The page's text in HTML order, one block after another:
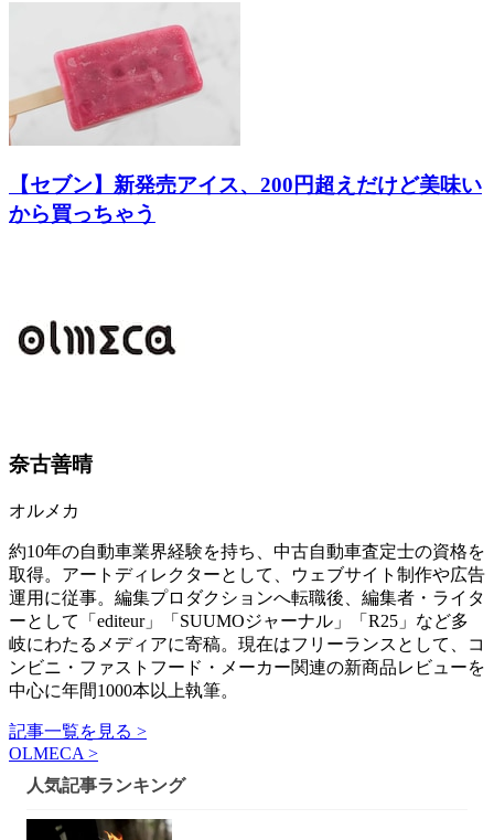
【セブン】新発売アイス、200円超えだけど美味い
から買っちゃう
奈古善晴
オルメカ
約10年の自動車業界経験を持ち、中古自動車査定士の資格を
取得。アートディレクターとして、ウェブサイト制作や広告
運用に従事。編集プロダクションへ転職後、編集者・ライタ
ーとして「editeur」「SUUMOジャーナル」「R25」など多
岐にわたるメディアに寄稿。現在はフリーランスとして、コ
ンビニ・ファストフード・メーカー関連の新商品レビューを
中心に年間1000本以上執筆。
記事一覧を見る >
OLMECA >
人気記事ランキング